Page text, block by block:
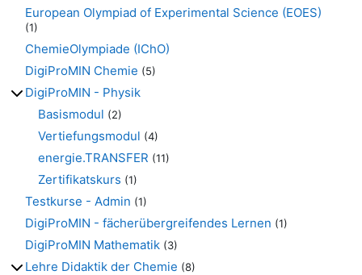
European Olympiad of Experimental Science (EOES)
(1)
ChemieOlympiade (IChO)
DigiProMIN Chemie (5)
DigiProMIN - Physik
Basismodul (2)
Vertiefungsmodul (4)
energie.TRANSFER (11)
Zertifikatskurs (1)
Testkurse - Admin (1)
DigiProMIN - fächerübergreifendes Lernen (1)
DigiProMIN Mathematik (3)
Lehre Didaktik der Chemie (8)